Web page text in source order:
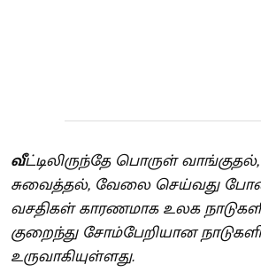
வீட்டிலிருந்தே பொருள்
சுவைத்தல், வேலை செய்வது
வசதிகள் காரணமாக உலக
குறைந்து சோம்பேறியான
உருவாகியுள்ளது.